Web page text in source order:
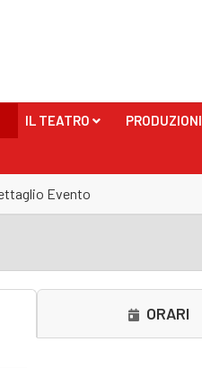
IL TEATRO PRODUZIONI
Evento
ORARI